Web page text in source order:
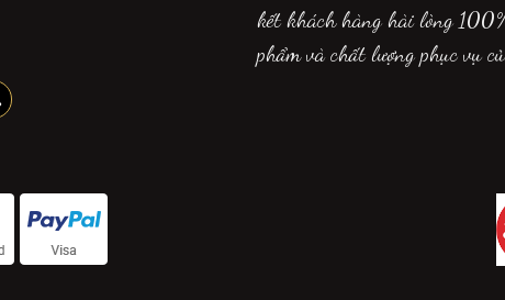
kết khách hàng hài lòng
phẩm và chất lượng phục vụ